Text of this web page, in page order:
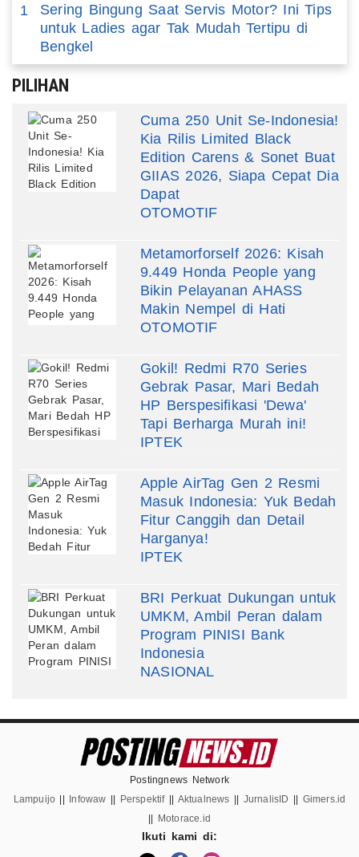
1
Sering Bingung Saat Servis Motor? Ini Tips
untuk Ladies agar Tak Mudah Tertipu di
Bengkel
PILIHAN
Cuma 250 Unit Se-Indonesia!
Kia Rilis Limited Black
Edition Carens & Sonet Buat
GIIAS 2026, Siapa Cepat Dia
Dapat
OTOMOTIF
Metamorforself 2026: Kisah
9.449 Honda People yang
Bikin Pelayanan AHASS
Makin Nempel di Hati
OTOMOTIF
Gokil! Redmi R70 Series
Gebrak Pasar, Mari Bedah
HP Berspesifikasi 'Dewa'
Tapi Berharga Murah ini!
IPTEK
Apple AirTag Gen 2 Resmi
Masuk Indonesia: Yuk Bedah
Fitur Canggih dan Detail
Harganya!
IPTEK
BRI Perkuat Dukungan untuk
UMKM, Ambil Peran dalam
Program PINISI Bank
Indonesia
NASIONAL
Postingnews Network
Lampuijo
Infowaw Perspektif|| Aktualnews JurnalisID
Gimers.id
Motorace.id
Ikuti kami di: